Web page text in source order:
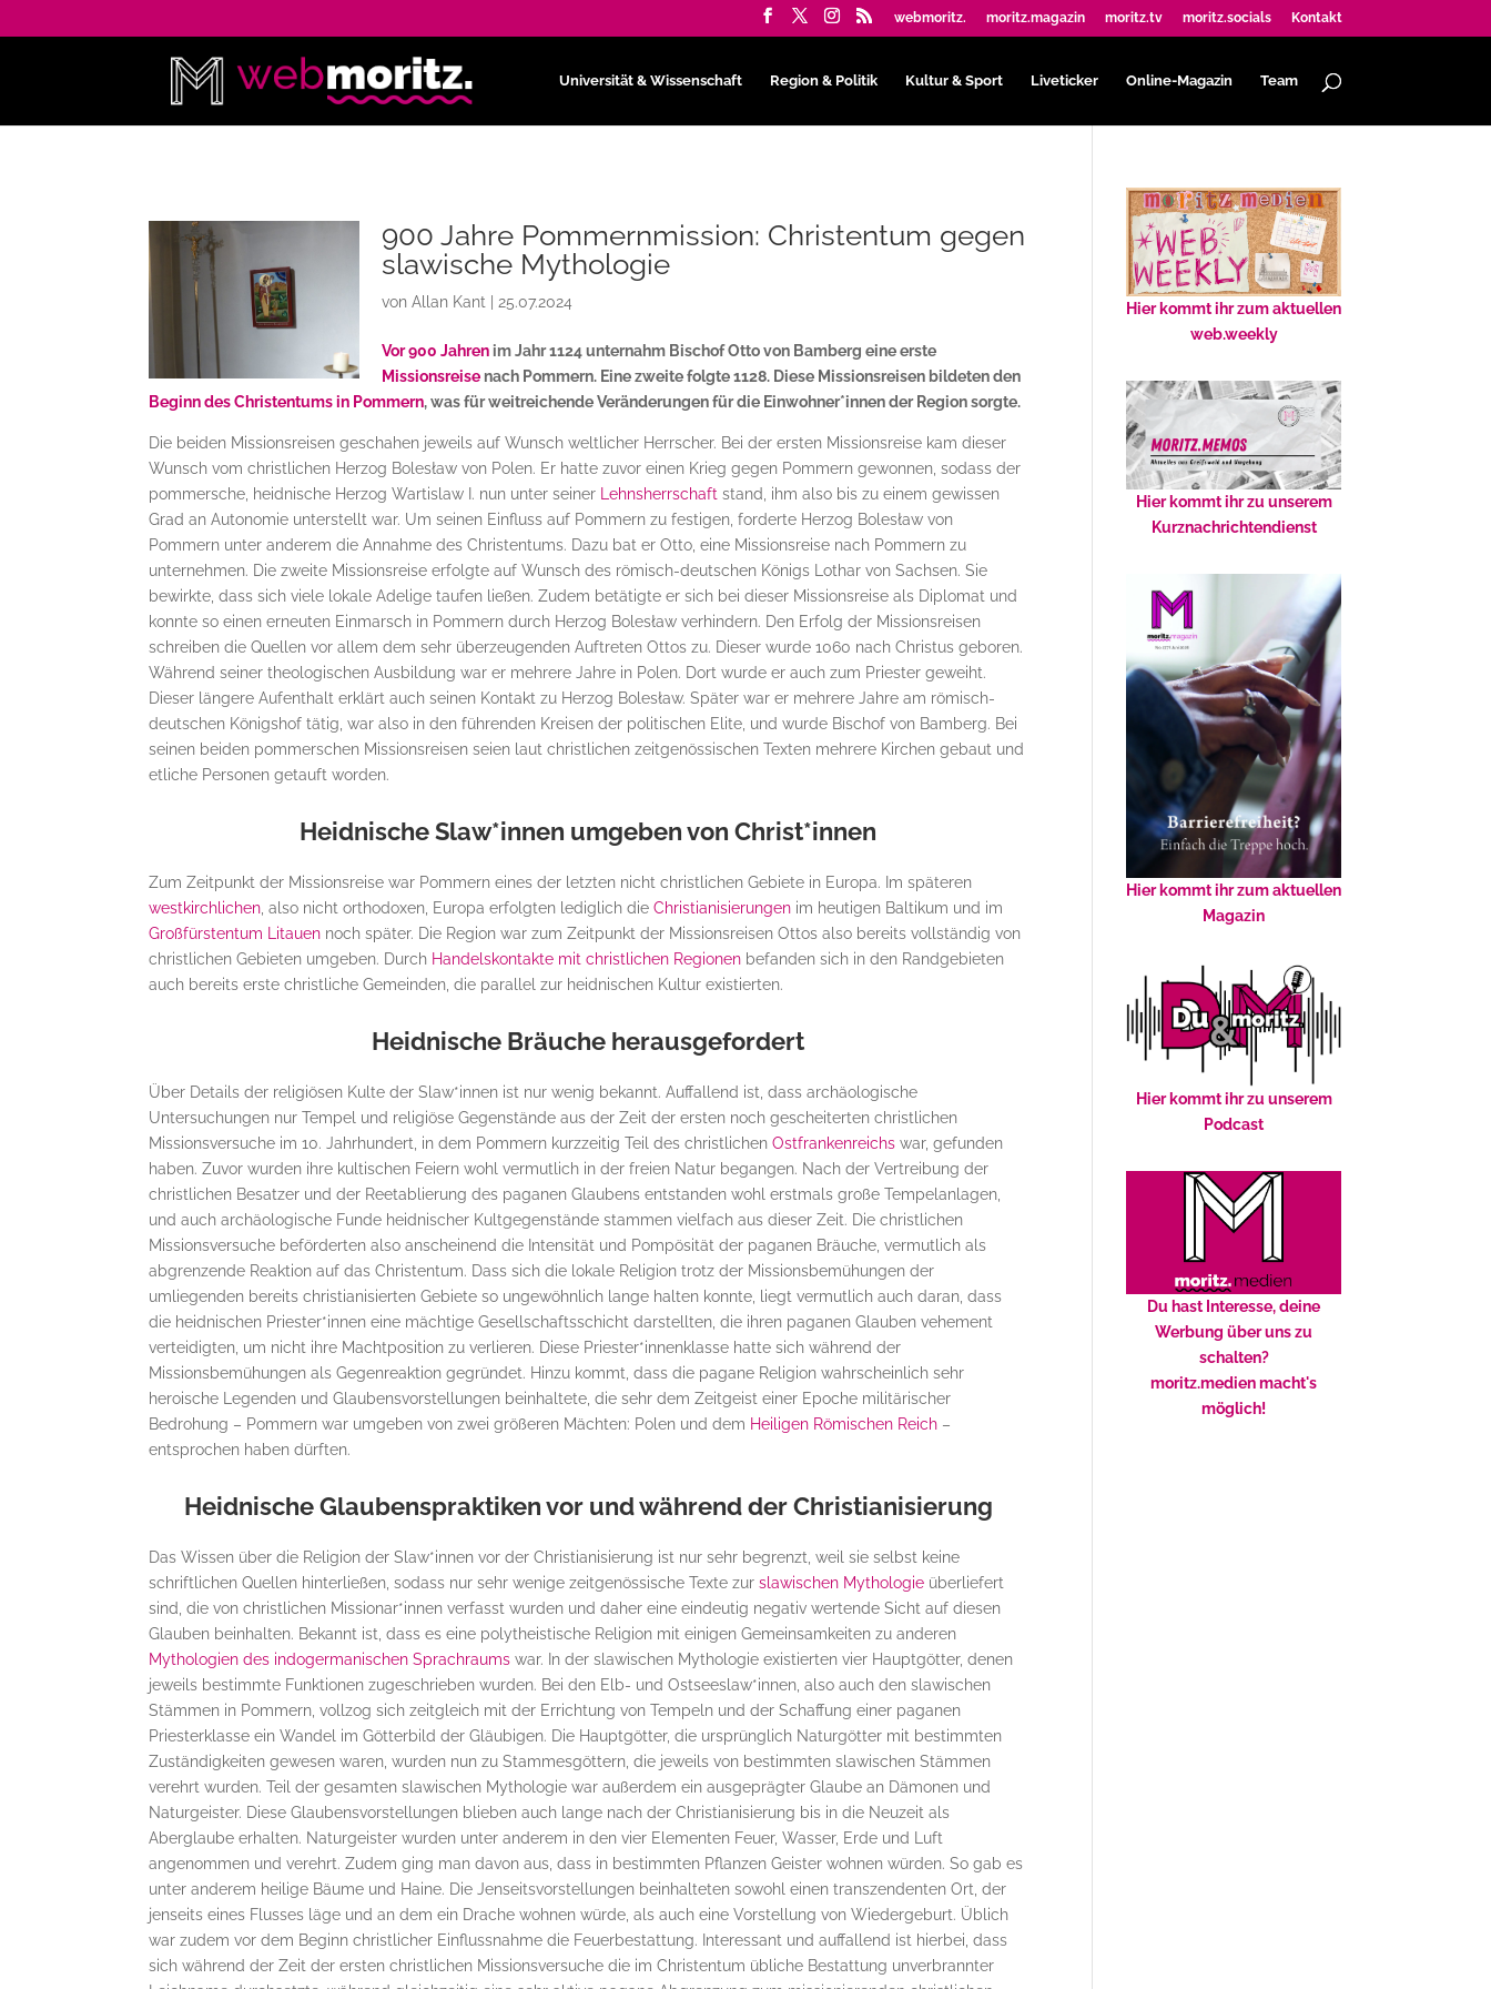
webmoritz. moritz.magazin moritz.tv moritz.socials Kontakt
Universität & Wissenschaft Region & Politik Kultur & Sport Liveticker Online-Magazin Team
900 Jahre Pommernmission: Christentum gegen
slawische Mythologie
vonAllan Kant 25.07.2024
Vor 900 Jahren im Jahr 1124 unternahm Bischof Otto von Bamberg eine erste
Missionsreise nach Pommern. Eine zweite folgte 1128. Diese Missionsreisen bildeten den
Beginn des Christentums in Pommern, was für weitreichende Veränderungen für die Einwohner*innen der Region sorgte.
Die beiden Missionsreisen geschahen jeweils auf Wunsch weltlicher Herrscher. Bei der ersten Missionsreise kam dieser
Wunsch vom christlichen Herzog Bolesław von Polen. Er hatte zuvor einen Krieg gegen Pommern gewonnen, sodass der
pommersche, heidnische Herzog Wartislaw I. nun unter seiner
Lehnsherrschaft stand, ihm also bis zu einem gewissen
Grad an Autonomie unterstellt war. Um seinen Einfluss auf Pommern zu festigen, forderte Herzog Bolesław von
Pommern unter anderem die Annahme des Christentums. Dazu bat er Otto, eine Missionsreise nach Pommern zu
unternehmen. Die zweite Missionsreise erfolgte auf Wunsch des römisch-deutschen Königs Lothar von Sachsen. Sie
bewirkte, dass sich viele lokale Adelige taufen ließen. Zudem betätigte er sich bei dieser Missionsreise als Diplomat und
konnte so einen erneuten Einmarsch in Pommern durch Herzog Bolesław verhindern. Den Erfolg der Missionsreisen
schreiben die Quellen vor allem dem sehr überzeugenden Auftreten Ottos zu. Dieser wurde 1060 nach Christus geboren.
Während seiner theologischen Ausbildung war er mehrere Jahre in Polen. Dort wurde er auch zum Priester geweiht.
Dieser längere Aufenthalt erklärt auch seinen Kontakt zu Herzog Bolesław. Später war er mehrere Jahre am römisch-
deutschen Königshof tätig, war also in den führenden Kreisen der politischen Elite, und wurde Bischof von Bamberg. Bei
seinen beiden pommerschen Missionsreisen seien laut christlichen zeitgenössischen Texten mehrere Kirchen gebaut und
etliche Personen getauft worden.
Heidnische Slaw*innen umgeben von Christ*innen
Zum Zeitpunkt der Missionsreise war Pommern eines der letzten nicht christlichen Gebiete in Europa. Im späteren
westkirchlichen , also nicht orthodoxen, Europa erfolgten lediglich dieChristianisierungen im heutigen Baltikum und im
Großfürstentum Litauen noch später. Die Region war zum Zeitpunkt der Missionsreisen Ottos also bereits vollständig von
christlichen Gebieten umgeben. Durch Handelskontakte mit christlichen Regionen befanden sich in den Randgebieten
auch bereits erste christliche Gemeinden, die parallel zur heidnischen Kultur existierten.
Heidnische Bräuche herausgefordert
Über Details der religiösen Kulte der Slaw*innen ist nur wenig bekannt. Auffallend ist, dass archäologische
Untersuchungen nur Tempel und religiöse Gegenstände aus der Zeit der ersten noch gescheiterten christlichen
Missionsversuche im 10. Jahrhundert, in dem Pommern kurzzeitig Teil des christlichenOstfrankenreichs war, gefunden
haben. Zuvor wurden ihre kultischen Feiern wohl vermutlich in der freien Natur begangen. Nach der Vertreibung der
christlichen Besatzer und der Reetablierung des paganen Glaubens entstanden wohl erstmals große Tempelanlagen,
und auch archäologische Funde heidnischer Kultgegenstände stammen vielfach aus dieser Zeit. Die christlichen
Missionsversuche beförderten also anscheinend die Intensität und Pompösität der paganen Bräuche, vermutlich als
abgrenzende Reaktion auf das Christentum. Dass sich die lokale Religion trotz der Missionsbemühungen der
umliegenden bereits christianisierten Gebiete so ungewöhnlich lange halten konnte, liegt vermutlich auch daran, dass
die heidnischen Priester*innen eine mächtige Gesellschaftsschicht darstellten, die ihren paganen Glauben vehement
verteidigten, um nicht ihre Machtposition zu verlieren. Diese Priester*innenklasse hatte sich während der
Missionsbemühungen als Gegenreaktion gegründet. Hinzu kommt, dass die pagane Religion wahrscheinlich sehr
heroische Legenden und Glaubensvorstellungen beinhaltete, die sehr dem Zeitgeist einer Epoche militärischer
Bedrohung – Pommern war umgeben von zwei größeren Mächten: Polen und dem Heiligen Römischen Reich –
entsprochen haben dürften.
Heidnische Glaubenspraktiken vor und während der Christianisierung
Das Wissen über die Religion der Slaw*innen vor der Christianisierung ist nur sehr begrenzt, weil sie selbst keine
schriftlichen Quellen hinterließen, sodass nur sehr wenige zeitgenössische Texte zurslawischen Mythologie überliefert
sind, die von christlichen Missionar*innen verfasst wurden und daher eine eindeutig negativ wertende Sicht auf diesen
Glauben beinhalten. Bekannt ist, dass es eine polytheistische Religion mit einigen Gemeinsamkeiten zu anderen
Mythologien des indogermanischen Sprachraums war. In der slawischen Mythologie existierten vier Hauptgötter, denen
jeweils bestimmte Funktionen zugeschrieben wurden. Bei den Elb- und Ostseeslaw*innen, also auch den slawischen
Stämmen in Pommern, vollzog sich zeitgleich mit der Errichtung von Tempeln und der Schaffung einer paganen
Priesterklasse ein Wandel im Götterbild der Gläubigen. Die Hauptgötter, die ursprünglich Naturgötter mit bestimmten
Zuständigkeiten gewesen waren, wurden nun zu Stammesgöttern, die jeweils von bestimmten slawischen Stämmen
verehrt wurden. Teil der gesamten slawischen Mythologie war außerdem ein ausgeprägter Glaube an Dämonen und
Naturgeister. Diese Glaubensvorstellungen blieben auch lange nach der Christianisierung bis in die Neuzeit als
Aberglaube erhalten. Naturgeister wurden unter anderem in den vier Elementen Feuer, Wasser, Erde und Luft
angenommen und verehrt. Zudem ging man davon aus, dass in bestimmten Pflanzen Geister wohnen würden. So gab es
unter anderem heilige Bäume und Haine. Die Jenseitsvorstellungen beinhalteten sowohl einen transzendenten Ort, der
jenseits eines Flusses läge und an dem ein Drache wohnen würde, als auch eine Vorstellung von Wiedergeburt. Üblich
war zudem vor dem Beginn christlicher Einflussnahme die Feuerbestattung. Interessant und auffallend ist hierbei, dass
sich während der Zeit der ersten christlichen Missionsversuche die im Christentum übliche Bestattung unverbrannter
Hier kommt ihr zum aktuellen
web.weekly
Hier kommt ihr zu unserem
Kurznachrichtendienst
Hier kommt ihr zum aktuellen
Magazin
Hier kommt ihr zu unserem
Podcast
Du hast Interesse, deine
Werbung über uns zu
schalten?
moritz.medien macht's
möglich!